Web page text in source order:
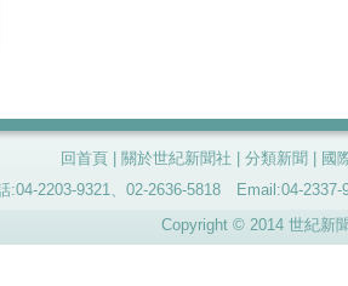
回首頁 關於世紀新聞社 分類新聞
國
2203-9321、02-2636-5818 Email:04-
Copyright © 2014 世紀新